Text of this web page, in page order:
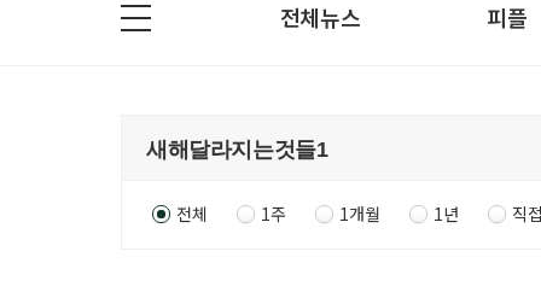
전체뉴스 피플
전체 1주 1개월 1년 직